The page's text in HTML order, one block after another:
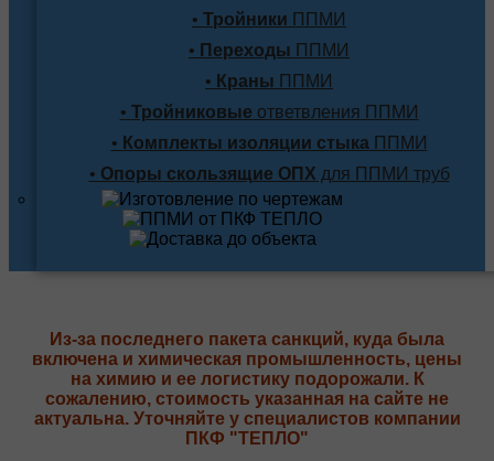
• Тройники ППМИ
• Переходы ППМИ
• Краны ППМИ
• Тройниковые ответвления ППМИ
• Комплекты изоляции стыкаППМИ
• Опоры скользящие ОПХ для ППМИ труб
Из-за последнего пакета санкций, куда была
включена и химическая промышленность, цены
на химию и ее логистику подорожали. К
сожалению, стоимость указанная на сайте не
актуальна. Уточняйте у специалистов компании
ПКФ "ТЕПЛО"